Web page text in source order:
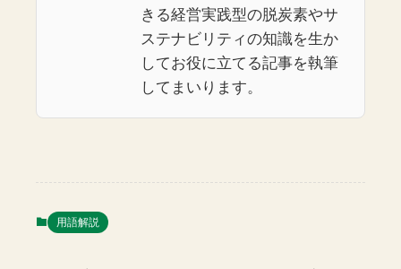
きる経営実践型の脱炭素やサ
ステナビリティの知識を生か
してお役に立てる記事を執筆
してまいります。
用語解説